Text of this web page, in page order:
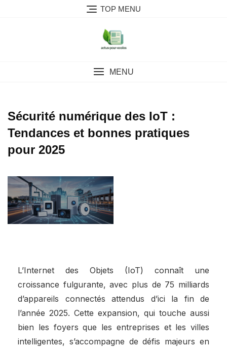
TOP MENU
MENU
Sécurité numérique des IoT :
Tendances et bonnes pratiques
pour 2025
L’Internet des Objets (IoT) connaît une
croissance fulgurante, avec plus de 75 milliards
d’appareils connectés attendus d’ici la fin de
l’année 2025. Cette expansion, qui touche aussi
bien les foyers que les entreprises et les villes
intelligentes, s’accompagne de défis majeurs en